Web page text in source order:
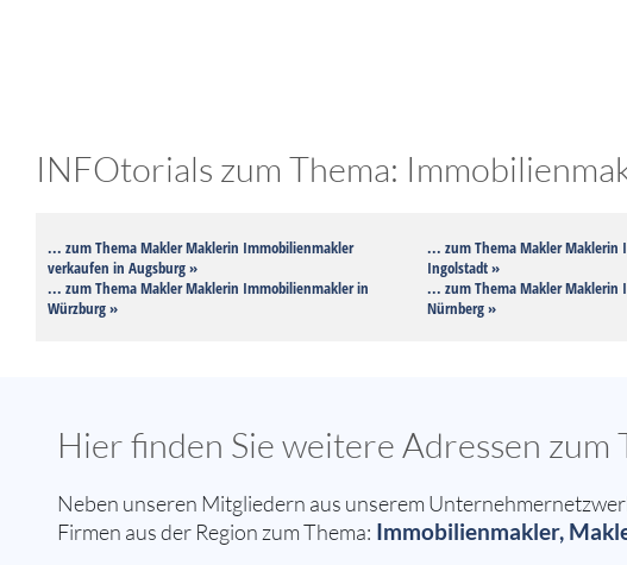
INFOtorials zum Thema:
... zum Thema Makler Maklerin Immobilienmakler
verkaufen in Augsburg »
... zum Thema Makler Maklerin Immobilienmakler in
Würzburg »
... zum Thema Makler Maklerin
Ingolstadt »
... zum Thema Makler Maklerin
Nürnberg »
Hier finden Sie weitere Adressen
Neben unseren Mitgliedern aus unserem
Firmen aus der Region zum Thema: Immobilienmakler,